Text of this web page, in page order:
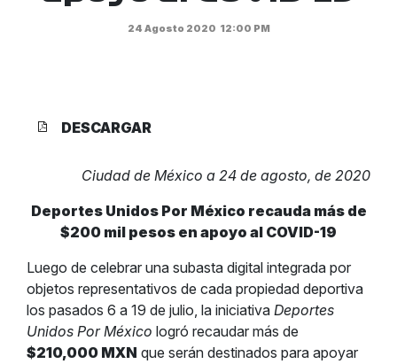
24 Agosto 2020 12:00 PM
DESCARGAR
Ciudad de México a 24 de agosto, de 2020
Deportes Unidos Por México recauda más de
$200 mil pesos en apoyo al COVID-19
Luego de celebrar una subasta digital integrada por
objetos representativos de cada propiedad deportiva
los pasados 6 a 19 de julio, la iniciativa Deportes
Unidos Por México logró recaudar más de
$210,000 MXN que serán destinados para apoyar